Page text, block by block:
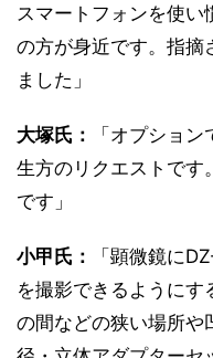
スマートフォンを使い
の方が身近です。指摘
ました」
大塚氏：
「オプショ
生方のリクエストです
です」
小甲氏：
「顕微鏡に
を撮影できるようにす
の間などの狭い場所や